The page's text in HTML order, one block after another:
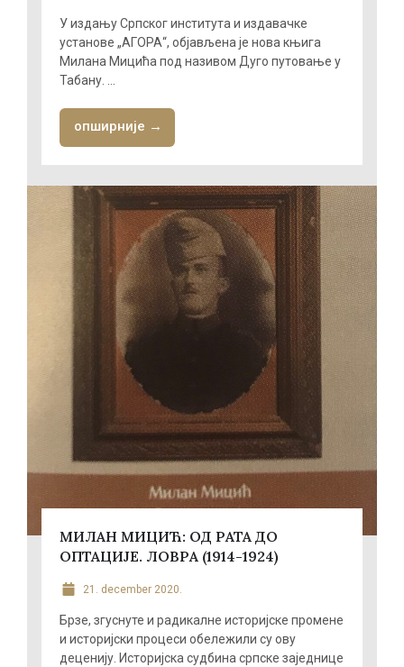
У издању Српског института и издавачке
установе „АГОРА“, објављена је нова књига
Милана Мицића под називом Дуго путовање у
Табану. ...
опширније →
МИЛАН МИЦИЋ: ОД РАТА ДО
ОПТАЦИЈЕ. ЛОВРА (1914-1924)
21. december 2020.
Брзе, згуснуте и радикалне историјске промене
и историјски процеси обележили су ову
деценију. Историјска судбина српске заједнице